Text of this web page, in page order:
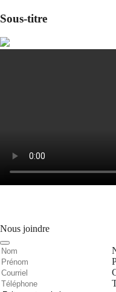
Sous-titre
Nous joindre